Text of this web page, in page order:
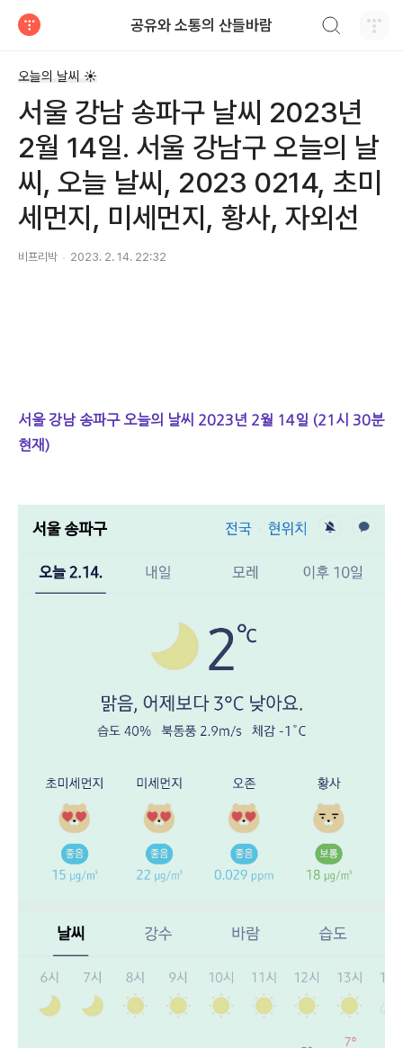
공유와 소통의 산들바람
오늘의 날씨 ☀
서울 강남 송파구 날씨 2023년
2월 14일. 서울 강남구 오늘의 날
씨, 오늘 날씨, 2023 0214, 초미
세먼지, 미세먼지, 황사, 자외선
비프리박 2023. 2. 14. 22:32
서울 강남 송파구 오늘의 날씨 2023년 2월 14일 (21시 30분
현재)